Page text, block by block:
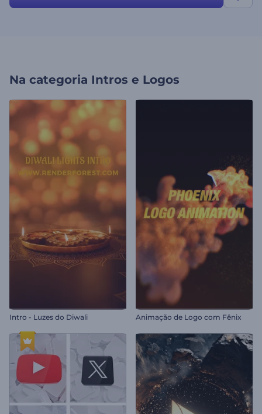
Na categoria Intros e Logos
Intro - Luzes do Diwali Animação de Logo com Fênix